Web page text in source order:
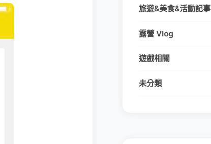
旅遊&美食&活動記事
露營 Vlog
遊戲相關
未分類